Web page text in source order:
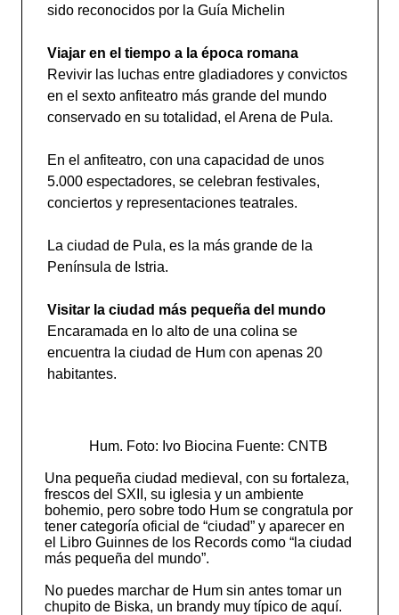
sido reconocidos por la Guía Michelin
Viajar en el tiempo a la época romana
Revivir las luchas entre gladiadores y convictos
en el sexto anfiteatro más grande del mundo
conservado en su totalidad, el Arena de Pula.
En el anfiteatro, con una capacidad de unos
5.000 espectadores, se celebran festivales,
conciertos y representaciones teatrales.
La ciudad de Pula, es la más grande de la
Península de Istria.
Visitar la ciudad más pequeña del mundo
Encaramada en lo alto de una colina se
encuentra la ciudad de Hum con apenas 20
habitantes.
Hum. Foto: Ivo Biocina Fuente: CNTB
Una pequeña ciudad medieval, con su fortaleza,
frescos del SXII, su iglesia y un ambiente
bohemio, pero sobre todo Hum se congratula por
tener categoría oficial de “ciudad” y aparecer en
el Libro Guinnes de los Records como “la ciudad
más pequeña del mundo”.
No puedes marchar de Hum sin antes tomar un
chupito de Biska, un brandy muy típico de aquí.